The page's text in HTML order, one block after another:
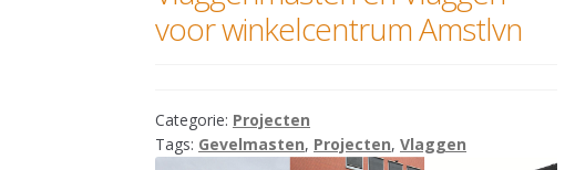
voor winkelcentrum Amstlvn
Categorie: Projecten
Tags: Gevelmasten, Projecten,Vlaggen